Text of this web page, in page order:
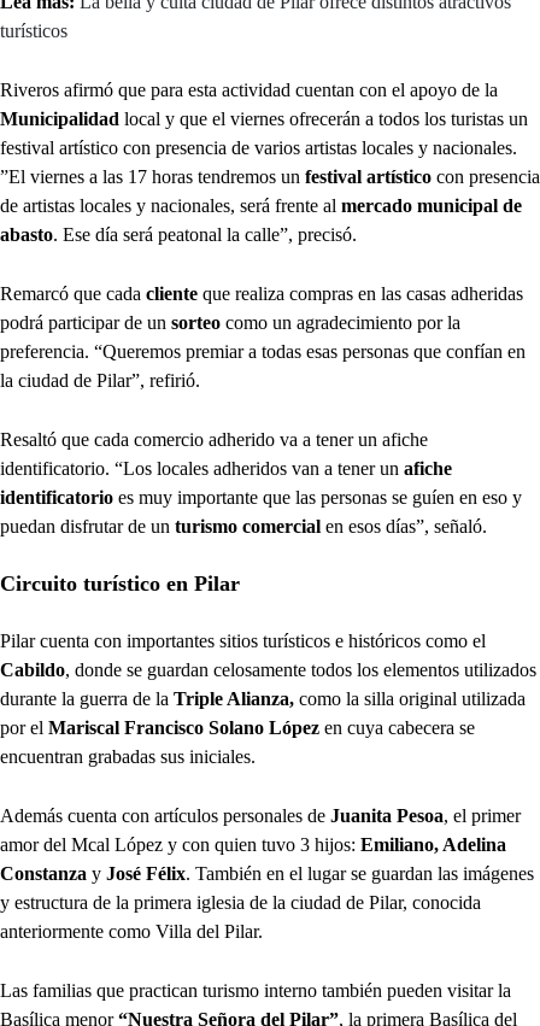
turísticos
Riveros afirmó que para esta actividad cuentan con el apoyo de la
Municipalidad local y que el viernes ofrecerán a todos los turistas un
festival artístico con presencia de varios artistas locales y nacionales.
”El viernes a las 17 horas tendremos un festival artístico con presencia
de artistas locales y nacionales, será frente al mercado municipal de
abasto. Ese día será peatonal la calle”, precisó.
Remarcó que cada cliente que realiza compras en las casas adheridas
podrá participar de un sorteo como un agradecimiento por la
preferencia. “Queremos premiar a todas esas personas que confían en
la ciudad de Pilar”, refirió.
Resaltó que cada comercio adherido va a tener un afiche
identificatorio. “Los locales adheridos van a tener un afiche
identificatorio es muy importante que las personas se guíen en eso y
puedan disfrutar de un turismo comercial en esos días”, señaló.
Circuito turístico en Pilar
Pilar cuenta con importantes sitios turísticos e históricos como el
Cabildo, donde se guardan celosamente todos los elementos utilizados
durante la guerra de la Triple Alianza, como la silla original utilizada
por el Mariscal Francisco Solano López en cuya cabecera se
encuentran grabadas sus iniciales.
Además cuenta con artículos personales de Juanita Pesoa, el primer
amor del Mcal López y con quien tuvo 3 hijos: Emiliano, Adelina
Constanza y José Félix. También en el lugar se guardan las imágenes
y estructura de la primera iglesia de la ciudad de Pilar, conocida
anteriormente como Villa del Pilar.
Las familias que practican turismo interno también pueden visitar la
Basílica menor“Nuestra Señora del Pilar”, la primera Basílica del